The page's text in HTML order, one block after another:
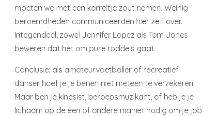
moeten we met een korreltje zout nemen. Weinig
beroemdheden communiceerden hier zelf over.
Integendeel, zowel Jennifer Lopez als Tom Jones
beweren dat het om pure roddels gaat.
Conclusie: als amateurvoetballer of recreatief
danser hoef je je benen niet meteen te verzekeren.
Maar ben je kinesist, beroepsmuzikant, of heb je je
lichaam op de een of andere manier nodig om je job